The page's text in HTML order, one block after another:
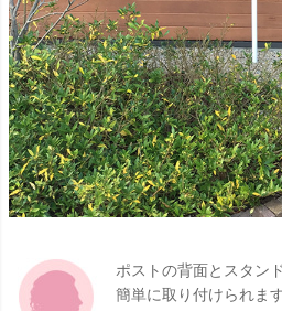
ポストの背面とスタン
簡単に取り付けられま